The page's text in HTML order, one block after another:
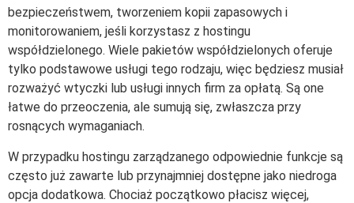
bezpieczeństwem, tworzeniem kopii zapasowych i
monitorowaniem, jeśli korzystasz z hostingu
współdzielonego. Wiele pakietów współdzielonych oferuje
tylko podstawowe usługi tego rodzaju, więc będziesz musiał
rozważyć wtyczki lub usługi innych firm za opłatą. Są one
łatwe do przeoczenia, ale sumują się, zwłaszcza przy
rosnących wymaganiach.
W przypadku hostingu zarządzanego odpowiednie funkcje są
często już zawarte lub przynajmniej dostępne jako niedroga
opcja dodatkowa. Chociaż początkowo płacisz więcej,